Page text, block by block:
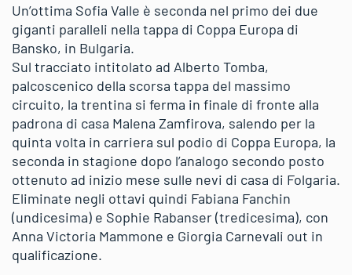
Un’ottima Sofia Valle è seconda nel primo dei due
giganti paralleli nella tappa di Coppa Europa di
Bansko, in Bulgaria.
Sul tracciato intitolato ad Alberto Tomba,
palcoscenico della scorsa tappa del massimo
circuito, la trentina si ferma in finale di fronte alla
padrona di casa Malena Zamfirova, salendo per la
quinta volta in carriera sul podio di Coppa Europa, la
seconda in stagione dopo l’analogo secondo posto
ottenuto ad inizio mese sulle nevi di casa di Folgaria.
Eliminate negli ottavi quindi Fabiana Fanchin
(undicesima) e Sophie Rabanser (tredicesima), con
Anna Victoria Mammone e Giorgia Carnevali out in
qualificazione.